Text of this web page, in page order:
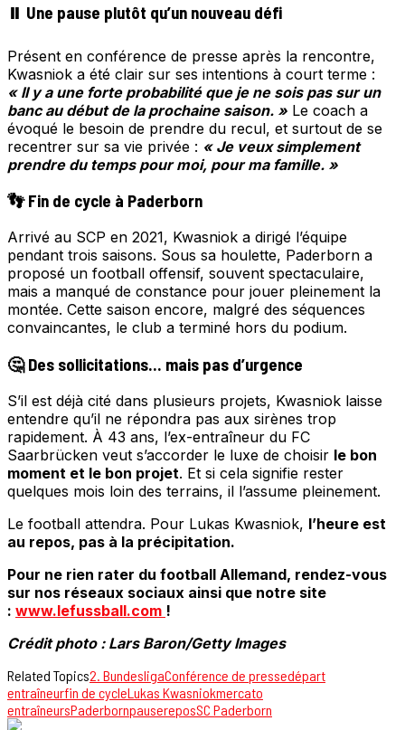
⏸️ Une pause plutôt qu’un nouveau défi
Présent en conférence de presse après la rencontre,
Kwasniok a été clair sur ses intentions à court terme :
« Il y a une forte probabilité que je ne sois pas sur un
banc au début de la prochaine saison. » Le coach a
évoqué le besoin de prendre du recul, et surtout de se
recentrer sur sa vie privée : « Je veux simplement
prendre du temps pour moi, pour ma famille. »
👣 Fin de cycle à Paderborn
Arrivé au SCP en 2021, Kwasniok a dirigé l’équipe
pendant trois saisons. Sous sa houlette, Paderborn a
proposé un football offensif, souvent spectaculaire,
mais a manqué de constance pour jouer pleinement la
montée. Cette saison encore, malgré des séquences
convaincantes, le club a terminé hors du podium.
🤔 Des sollicitations… mais pas d’urgence
S’il est déjà cité dans plusieurs projets, Kwasniok laisse
entendre qu’il ne répondra pas aux sirènes trop
rapidement. À 43 ans, l’ex-entraîneur du FC
Saarbrücken veut s’accorder le luxe de choisir le bon
moment et le bon projet. Et si cela signifie rester
quelques mois loin des terrains, il l’assume pleinement.
Le football attendra. Pour Lukas Kwasniok, l’heure est
au repos, pas à la précipitation.
Pour ne rien rater du football Allemand, rendez-vous
sur nos réseaux sociaux ainsi que notre site
: www.lefussball.com !
Crédit photo : Lars Baron/Getty Images
Related Topics2. BundesligaConférence de pressedépart
entraîneurfin de cycleLukas Kwasniokmercato
entraîneursPaderbornpausereposSC Paderborn